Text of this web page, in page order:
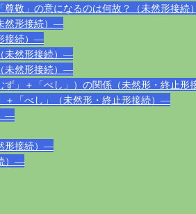
敬」の意になるのは何故？（未然形接
然形接続）―
接続）―
未然形接続）―
未然形接続）―
」＋「べし」）の関係（未然形・終止
＋「べし」（未然形・終止形接続）―
―
形接続）―
）―